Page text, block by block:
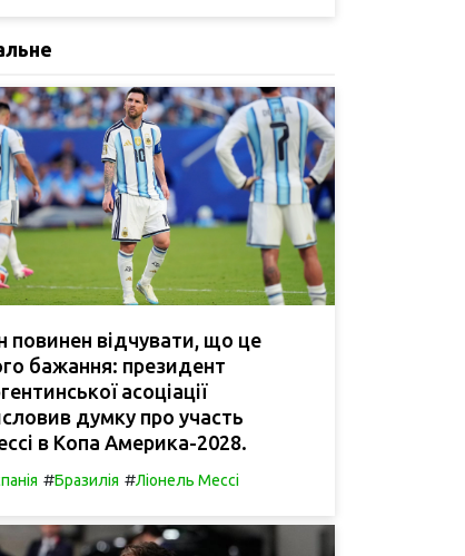
повинен відчувати, що це
бажання: президент
асоціації
думку про участь
в Копа Америка-2028.
#Бразилія #Ліонель Мессі